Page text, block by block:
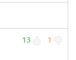
13 1